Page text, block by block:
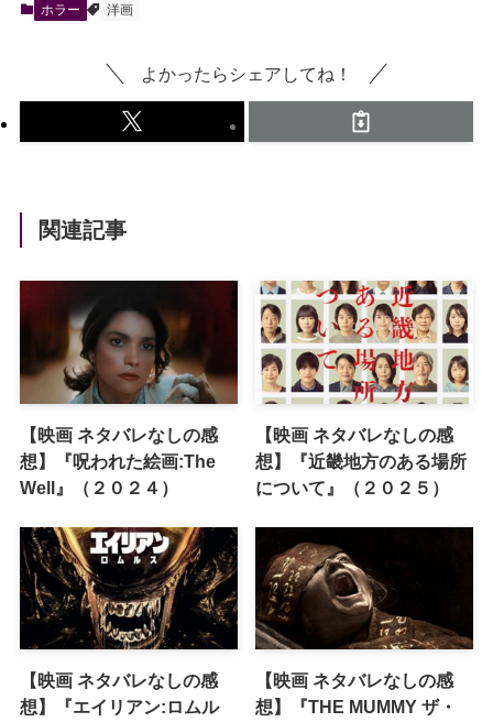
ホラー 洋画
よかったらシェアしてね！
関連記事
【映画 ネタバレなしの感
想】『呪われた絵画:The
Well』（２０２４）
【映画 ネタバレなしの感
想】『近畿地方のある場所
について』（２０２５）
【映画 ネタバレなしの感
想】『エイリアン:ロムル
【映画 ネタバレなしの感
想】『THE MUMMY ザ・